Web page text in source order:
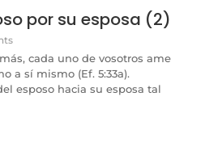
por su esposa (2)
cada uno de vosotros ame
a sí mismo (Ef. 5:33a).
esposo hacia su esposa tal